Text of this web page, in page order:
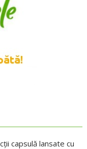
capsulă lansate cu